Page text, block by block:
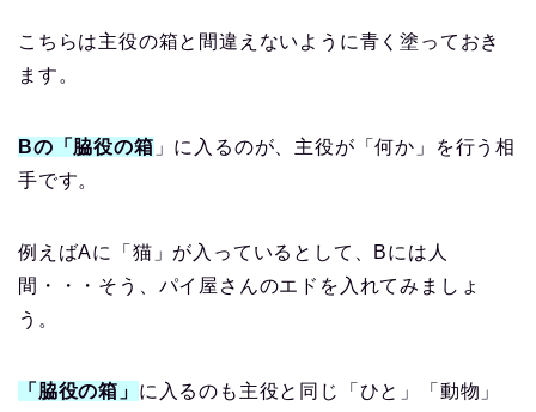
こちらは主役の箱と間違えないように青く塗っておき
ます。
Bの「脇役の箱 」に入るのが、主役が「何か」を行う相
手です。
例えばAに「猫」が入っているとして、Bには人
間・・・そう、パイ屋さんのエドを入れてみましょ
う。
「脇役の箱」 に入るのも主役と同じ「ひと」「動物」